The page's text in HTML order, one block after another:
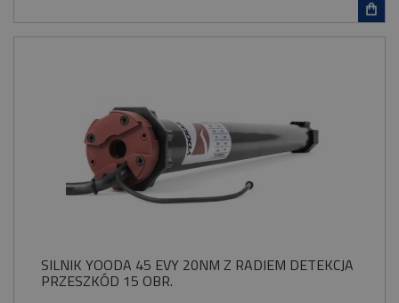
SILNIK YOODA 45 EVY 20NM Z RADIEM DETEKCJA
PRZESZKÓD 15 OBR.